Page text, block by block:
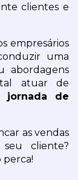
clientes e
empresários
uma
abordagens
atuar de
jornada de
as vendas
cliente?
perca!